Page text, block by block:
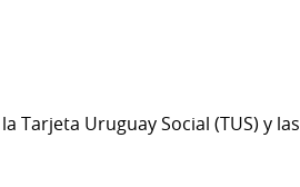
Uruguay Social (TUS) y las